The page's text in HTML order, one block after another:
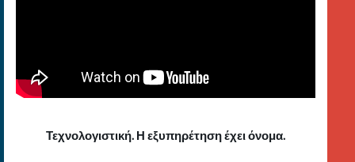
Τεχνολογιστική. Η εξυπηρέτηση έχει όνομα.